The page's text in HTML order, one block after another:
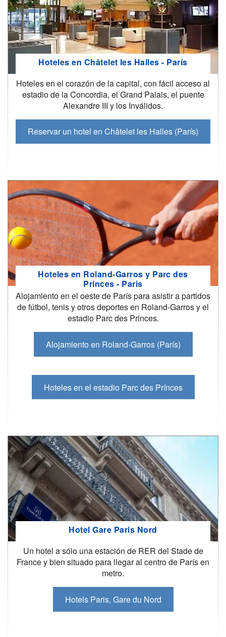
Hoteles en Châtelet les Halles - París
Hoteles en el corazón de la capital, con fácil acceso al
estadio de la Concordia, el Grand Palais, el puente
Alexandre III y los Inválidos.
Reservar un hotel en Châtelet les Halles (París)
Hoteles en Roland-Garros y Parc des
Princes - Paris
Alojamiento en el oeste de París para asistir a partidos
de fútbol, tenis y otros deportes en Roland-Garros y el
estadio Parc des Princes.
Alojamiento en Roland-Garros (París)
Hoteles en el estadio Parc des Prínces
Hotel Gare Paris Nord
Un hotel a sólo una estación de RER del Stade de
France y bien situado para llegar al centro de París en
metro.
Hotels Paris, Gare du Nord